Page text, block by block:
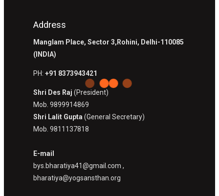
Address
Manglam Place, Sector 3,Rohini, Delhi-110085
(INDIA)
PH: +91 8373943421
Shri Des Raj (President)
Mob. 9899914869
Shri Lalit Gupta(General Secretary)
Mob. 9811137818
E-mail
bys.bharatiya41@gmail.com ,
bharatiya@yogsansthan.org